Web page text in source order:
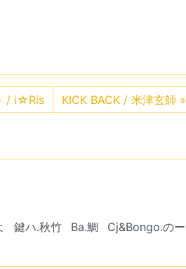
/ i☆Ris KICK BACK / 米津玄師 »
鍵ハ.秋竹 Ba.鯛
Cj&Bongo.のー